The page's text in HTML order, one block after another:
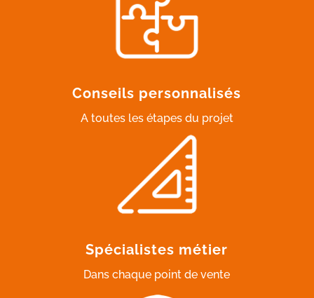
Conseils personnalisés
A toutes les étapes du projet
Spécialistes métier
Dans chaque point de vente